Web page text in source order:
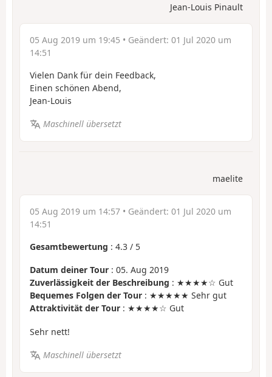
Jean-Louis Pinault
05 Aug 2019 um 19:45 • Geändert: 01 Jul 2020 um
14:51
Vielen Dank für dein Feedback,
Einen schönen Abend,
Jean-Louis
Maschinell übersetzt
maelite
05 Aug 2019 um 14:57 • Geändert: 01 Jul 2020 um
14:51
Gesamtbewertung : 4.3 / 5
Datum deiner Tour : 05. Aug 2019
Zuverlässigkeit der Beschreibung : ★★★★☆ Gut
Bequemes Folgen der Tour : ★★★★★ Sehr gut
Attraktivität der Tour : ★★★★☆ Gut
Sehr nett!
Maschinell übersetzt